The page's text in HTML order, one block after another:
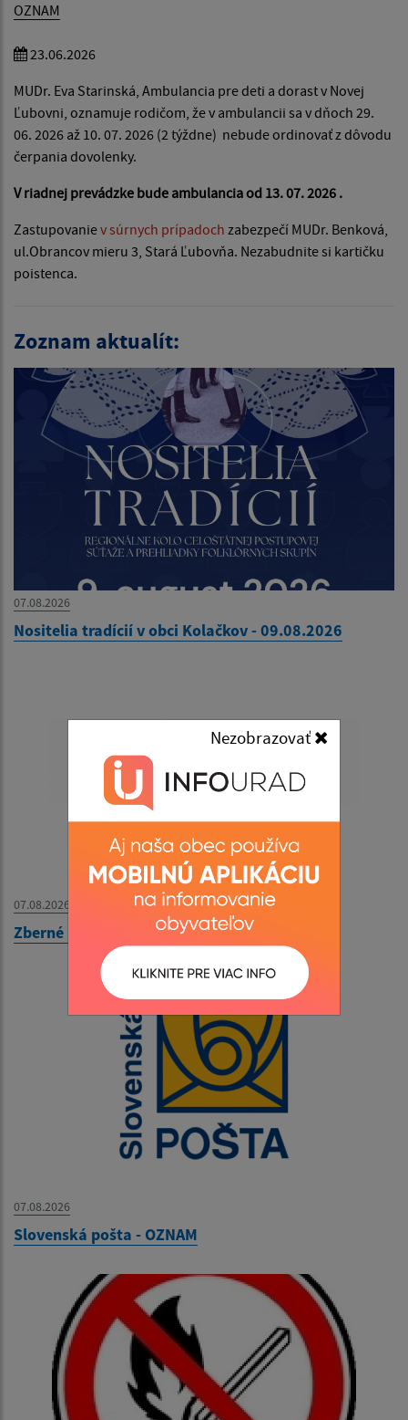
Nezobrazovať
OZNAM
23.06.2026
MUDr. Eva Starinská, Ambulancia pre deti a dorast v Novej
Ľubovni, oznamuje rodičom, že v ambulancii sa v dňoch 29.
06. 2026 až 10. 07. 2026 (2 týždne) nebude ordinovať z dôvodu
čerpania dovolenky.
V riadnej prevádzke bude ambulancia od 13. 07. 2026 .
Zastupovaniev súrnych prípadoch zabezpečí MUDr. Benková,
ul.Obrancov mieru 3, Stará Ľubovňa. Nezabudnite si kartičku
poistenca.
Zoznam aktualít:
07.08.2026
Nositelia tradícií v obci Kolačkov - 09.08.2026
07.08.2026
Zberné miesto - OZNAM
07.08.2026
Slovenská pošta - OZNAM